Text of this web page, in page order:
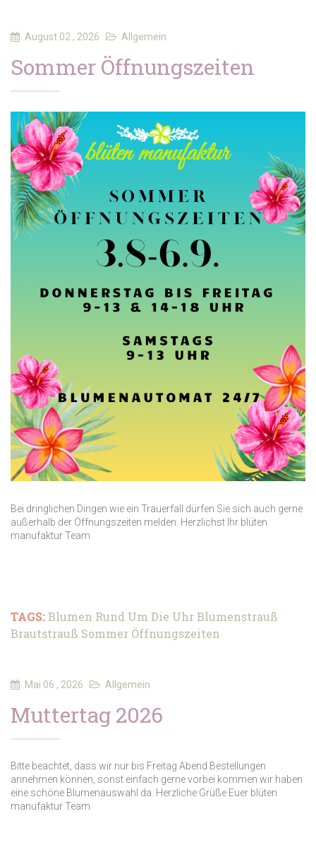
August 02 , 2026 Allgemein
Sommer Öffnungszeiten
Bei dringlichen Dingen wie ein Trauerfall dürfen Sie sich auch gerne
außerhalb der Öffnungszeiten melden. Herzlichst Ihr blüten
manufaktur Team
TAGS:Blumen Rund Um Die UhrBlumenstrauß
Brautstrauß Sommer Öffnungszeiten
Mai 06 , 2026 Allgemein
Muttertag 2026
Bitte beachtet, dass wir nur bis Freitag Abend Bestellungen
annehmen können, sonst einfach gerne vorbei kommen wir haben
eine schöne Blumenauswahl da. Herzliche Grüße Euer blüten
manufaktur Team